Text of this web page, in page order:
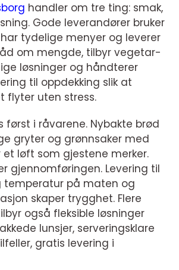
handler om tre ting: smak,
Gode leverandører bruker
tydelige menyer og leverer
om mengde, tilbyr vegetar-
løsninger og håndterer
til oppdekking slik at
flyter uten stress.
først i råvarene. Nybakte brød
gryter og grønnsaker med
et løft som gjestene merker.
gjennomføringen. Levering til
temperatur på maten og
skaper trygghet. Flere
også fleksible løsninger
lunsjer, serveringsklare
gratis levering i